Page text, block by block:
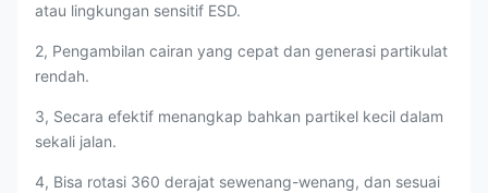
atau lingkungan sensitif ESD.
2, Pengambilan cairan yang cepat dan generasi partikulat
rendah.
3, Secara efektif menangkap bahkan partikel kecil dalam
sekali jalan.
4, Bisa rotasi 360 derajat sewenang-wenang, dan sesuai